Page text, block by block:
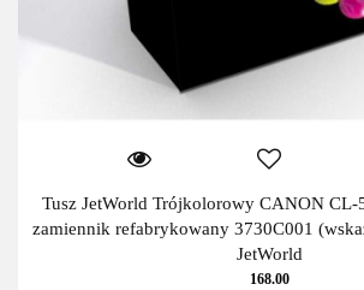
Tusz JetWorld Trójkolorowy CANON
zamiennik refabrykowany 3730C001
JetWorld
168.00